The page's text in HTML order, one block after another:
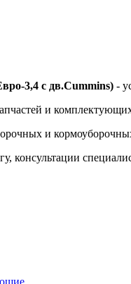
3,4 с дв.Cummins) -
и
и
консультации